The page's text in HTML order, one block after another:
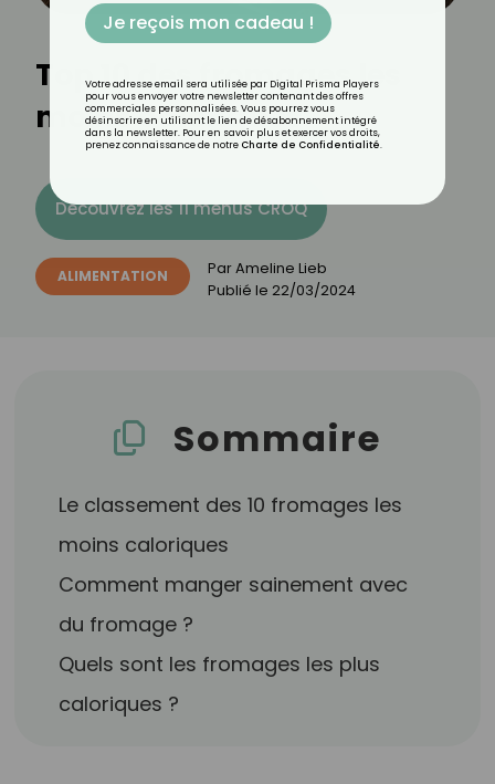
Top 10 des fromages les
moins caloriques
Découvrez les 11 menus CROQ
ALIMENTATION ParAmeline Lieb
Publié le 22/03/2024
Sommaire
Le classement des 10 fromages les
moins caloriques
Comment manger sainement avec
du fromage ?
Quels sont les fromages les plus
caloriques ?
Je reçois mon cadeau !
Votre adresse email sera utilisée par Digital Prisma Players
pour vous envoyer votre newsletter contenant des offres
commerciales personnalisées. Vous pourrez vous
désinscrire en utilisant le lien de désabonnement intégré
dans la newsletter. Pour en savoir plus et exercer vos droits,
prenez connaissance de notre Charte de Confidentialité.